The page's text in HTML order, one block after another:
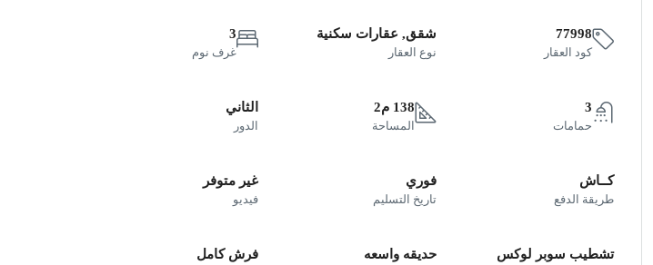
77998
كود العقار
شقق, عقارات سكنية
نوع العقار
3
غرف نوم
3
حمامات
138 م2
المساحة
الثاني
الدور
كــاش
طريقة الدفع
فوري
تاريخ التسليم
غير متوفر
فيديو
تشطيب سوبر لوكس حديقه واسعه فرش كامل